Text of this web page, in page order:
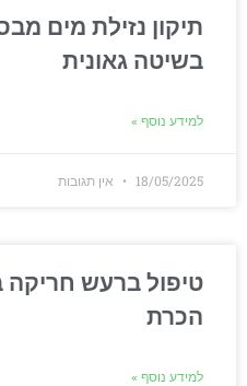
תיקון נזילת מים
בשיטה גאונית
למידע נוסף »
18/05/2025 אין תגובות
טיפול ברעש חריקה
הכרת
למידע נוסף »